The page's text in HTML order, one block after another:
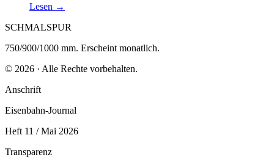
sechs Zugpaaren werktags und zehn am Wochenende,
Lesen →
SCHMALSPUR
750/900/1000 mm. Erscheint monatlich.
© 2026 · Alle Rechte vorbehalten.
Anschrift
Eisenbahn-Journal
Heft 11 / Mai 2026
Transparenz